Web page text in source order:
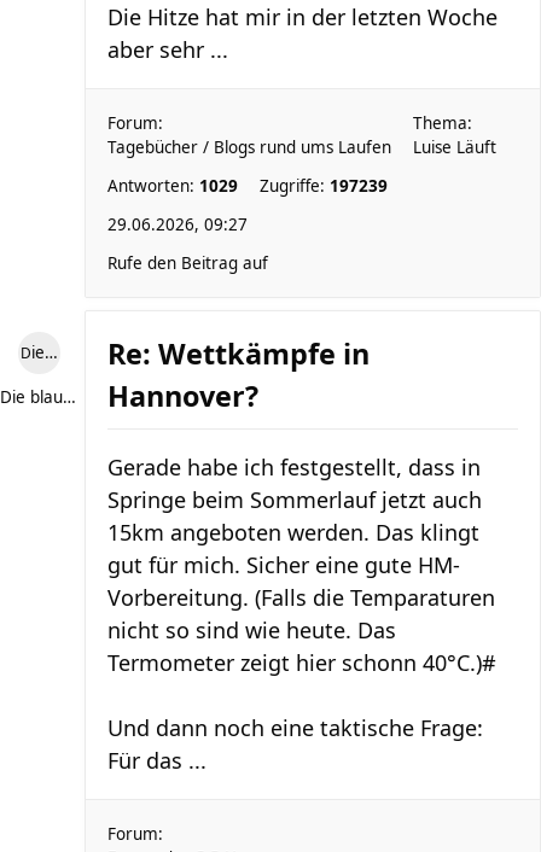
Die Hitze hat mir in der letzten Woche
aber sehr ...
Forum:
Tagebücher / Blogs rund ums Laufen
Thema:
Luise Läuft
Antworten: 1029 Zugriffe: 197239
29.06.2026, 09:27
Rufe den Beitrag auf
Die blaue Luise
Die blaue Luise
Re: Wettkämpfe in
Hannover?
Gerade habe ich festgestellt, dass in
Springe beim Sommerlauf jetzt auch
15km angeboten werden. Das klingt
gut für mich. Sicher eine gute HM-
Vorbereitung. (Falls die Temparaturen
nicht so sind wie heute. Das
Termometer zeigt hier schonn 40°C.)#
Und dann noch eine taktische Frage:
Für das ...
Forum: